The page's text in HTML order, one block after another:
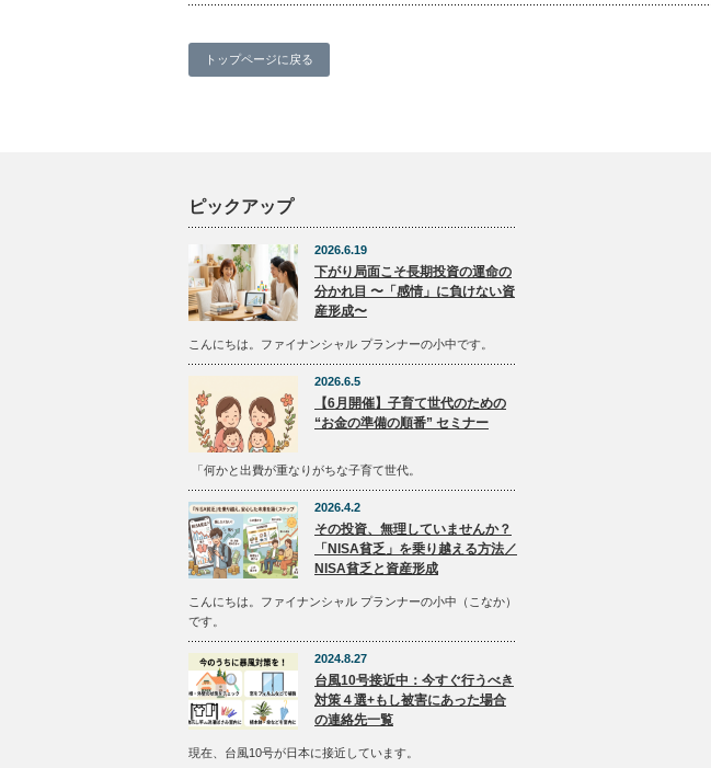
トップページに戻る
ピックアップ
2026.6.19
下がり局面こそ長期投資の運命の
分かれ目 〜「感情」に負けない資
産形成〜
こんにちは。ファイナンシャル プランナーの小中です。
2026.6.5
【6月開催】子育て世代のための
“お金の準備の順番” セミナー
「何かと出費が重なりがちな子育て世代。
2026.4.2
その投資、無理していませんか？
「NISA貧乏」を乗り越える方法／
NISA貧乏と資産形成
こんにちは。ファイナンシャル プランナーの小中（こなか）
です。
2024.8.27
台風10号接近中：今すぐ行うべき
対策４選+もし被害にあった場合
の連絡先一覧
現在、台風10号が日本に接近しています。